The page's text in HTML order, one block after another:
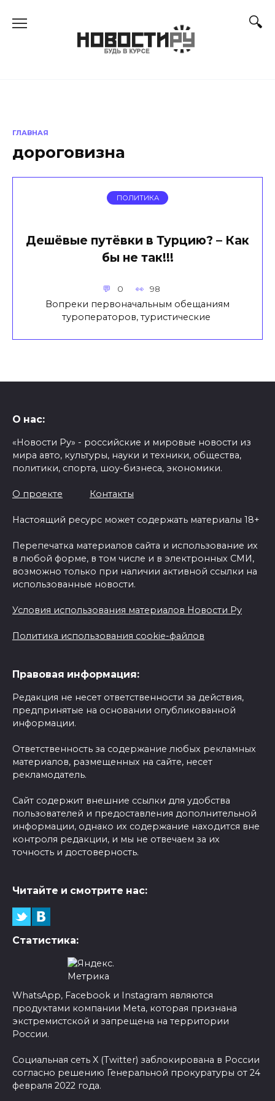
ГЛАВНАЯ
дороговизна
ПОЛИТИКА
Дешёвые путёвки в Турцию? – Как
бы не так!!!
0 98
Вопреки первоначальным обещаниям
туроператоров, туристические
О нас:
«Новости Ру» - российские и мировые новости из
мира авто, культуры, науки и техники, общества,
политики, спорта, шоу-бизнеса, экономики.
О проекте Контакты
Настоящий ресурс может содержать материалы 18+
Перепечатка материалов сайта и использование их
в любой форме, в том числе и в электронных СМИ,
возможно только при наличии активной ссылки на
использованные новости.
Условия использования материалов Новости Ру
Политика использования cookie-файлов
Правовая информация:
Редакция не несет ответственности за действия,
предпринятые на основании опубликованной
информации.
Ответственность за содержание любых рекламных
материалов, размещенных на сайте, несет
рекламодатель.
Сайт содержит внешние ссылки для удобства
пользователей и предоставления дополнительной
информации, однако их содержание находится вне
контроля редакции, и мы не отвечаем за их
точность и достоверность.
Читайте и смотрите нас:
Статистика:
WhatsApp, Facebook и Instagram являются
продуктами компании Meta, которая признана
экстремистской и запрещена на территории
России.
Социальная сеть X (Twitter) заблокирована в России
согласно решению Генеральной прокуратуры от 24
февраля 2022 года.